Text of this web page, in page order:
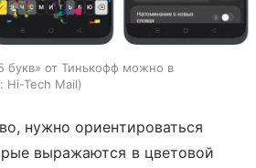
букв» от Тинькофф можно в
Hi-Tech Mail
нужно ориентироваться
выражаются в цветовой